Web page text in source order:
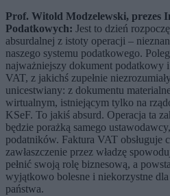
Prof. Witold Modzelewski, prezes
Podatkowych: Jest to dzień
absurdalnej z istoty operacji –
naszego systemu podatkowego.
najważniejszy dokument podatkowy
VAT, z jakichś zupełnie
unicestwiany: z dokumentu
wirtualnym, istniejącym tylko na
KSeF. To jakiś absurd. Operacja ta
będzie porażką samego
podatników. Faktura VAT obsługuje
zawłaszczenie przez władzę
pełnić swoją rolę biznesową, a
wyjątkowo bolesne i niekorzystne
państwa.